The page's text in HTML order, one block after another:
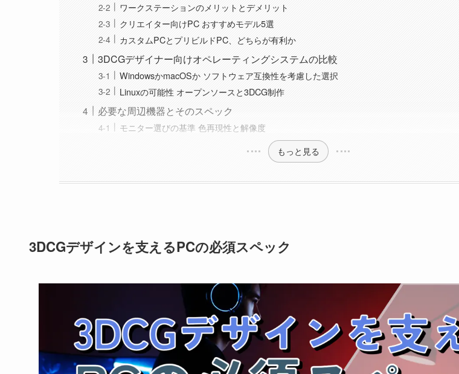
ワークステーションのメリットとデメリット
クリエイター向けPC おすすめモデル5選
カスタムPCとプリビルドPC、どちらが有利か
3DCGデザイナー向けオペレーティングシステムの比較
WindowsかmacOSか ソフトウェア互換性を考慮した選択
Linuxの可能性 オープンソースと3DCG制作
必要な周辺機器とそのスペック
モニター選びの基準 色再現性と解像度
もっと見る
3DCGデザインを支えるPCの必須スペック